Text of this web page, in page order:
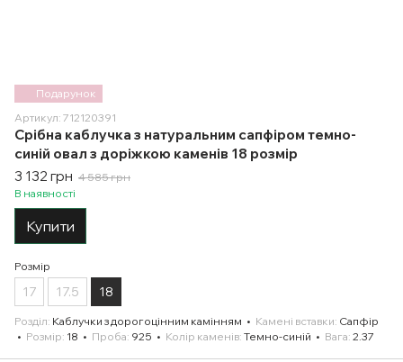
Подарунок
Артикул: 712120391
Срібна каблучка з натуральним сапфіром темно-
синій овал з доріжкою каменів 18 розмір
3 132 грн 4 585 грн
В наявності
Купити
Розмір
17 17.5 18
Розділ Каблучки з дорогоцінним камінням Камені вставки Сапфір
Розмір 18 Проба 925 Колір каменів Темно-синій Вага 2.37